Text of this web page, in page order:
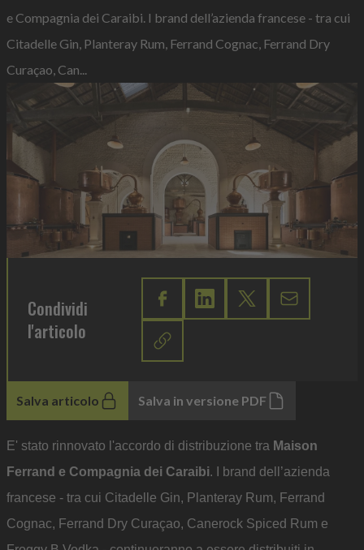
e Compagnia dei Caraibi. I brand dell’azienda francese - tra cui
Citadelle Gin, Planteray Rum, Ferrand Cognac, Ferrand Dry
Curaçao, Can...
Condividi
l'articolo
Salva articolo Salva in versione PDF
E' stato rinnovato l'accordo di distribuzione tra Maison
Ferrand e Compagnia dei Caraibi. I brand dell’azienda
francese - tra cui Citadelle Gin, Planteray Rum, Ferrand
Cognac, Ferrand Dry Curaçao, Canerock Spiced Rum e